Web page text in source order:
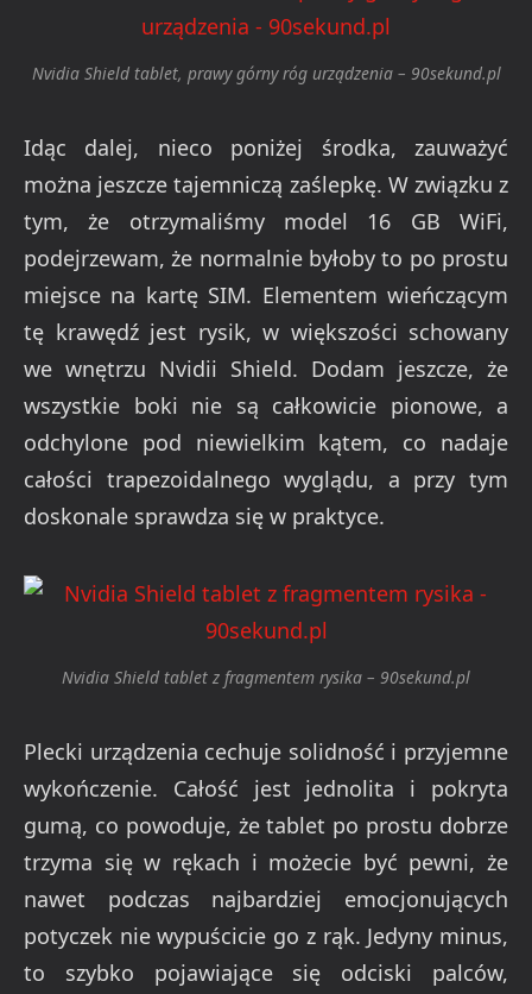
Nvidia Shield tablet, prawy górny róg urządzenia – 90sekund.pl
Idąc dalej, nieco poniżej środka, zauważyć
można jeszcze tajemniczą zaślepkę. W związku z
tym, że otrzymaliśmy model 16 GB WiFi,
podejrzewam, że normalnie byłoby to po prostu
miejsce na kartę SIM. Elementem wieńczącym
tę krawędź jest rysik, w większości schowany
we wnętrzu Nvidii Shield. Dodam jeszcze, że
wszystkie boki nie są całkowicie pionowe, a
odchylone pod niewielkim kątem, co nadaje
całości trapezoidalnego wyglądu, a przy tym
doskonale sprawdza się w praktyce.
Nvidia Shield tablet z fragmentem rysika – 90sekund.pl
Plecki urządzenia cechuje solidność i przyjemne
wykończenie. Całość jest jednolita i pokryta
gumą, co powoduje, że tablet po prostu dobrze
trzyma się w rękach i możecie być pewni, że
nawet podczas najbardziej emocjonujących
potyczek nie wypuścicie go z rąk. Jedyny minus,
to szybko pojawiające się odciski palców,